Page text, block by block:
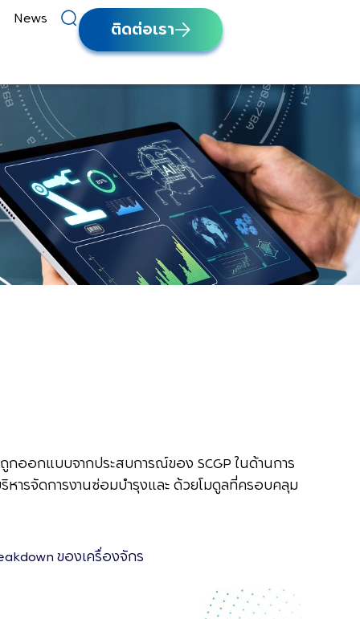
News
ติดต่อเรา
ออกแบบจากประสบการณ์ของ SCGP ในด้านการ
หารจัดการงานซ่อมบำรุงและ ด้วยโมดูลที่ครอบคลุม
ของเครื่องจักร